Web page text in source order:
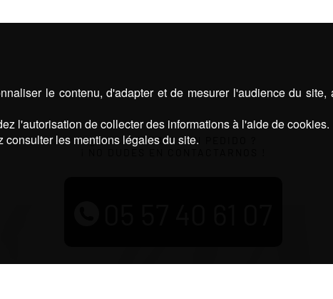
¿ UNA RESERVA, UN PEDIDO ?
le contenu, d'adapter et de mesurer l'audience du
l'autorisation de collecter des informations à l'aide de cookies.
les mentions légales du site.